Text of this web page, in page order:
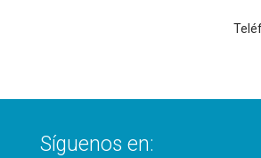
Síguenos en: